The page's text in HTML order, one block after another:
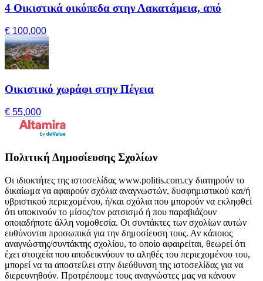
4 Οικιστικά οικόπεδα στην Λακατάμεια, από
€ 100,000
Οικιστικό χωράφι στην Πέγεια
€ 55,000
Πολιτική Δημοσίευσης Σχολίων
Οι ιδιοκτήτες της ιστοσελίδας www.politis.com.cy διατηρούν το
δικαίωμα να αφαιρούν σχόλια αναγνωστών, δυσφημιστικού και/ή
υβριστικού περιεχομένου, ή/και σχόλια που μπορούν να εκληφθεί
ότι υποκινούν το μίσος/τον ρατσισμό ή που παραβιάζουν
οποιαδήποτε άλλη νομοθεσία. Οι συντάκτες των σχολίων αυτών
ευθύνονται προσωπικά για την δημοσίευση τους. Αν κάποιος
αναγνώστης/συντάκτης σχολίου, το οποίο αφαιρείται, θεωρεί ότι
έχει στοιχεία που αποδεικνύουν το αληθές του περιεχομένου του,
μπορεί να τα αποστείλει στην διεύθυνση της ιστοσελίδας για να
διερευνηθούν. Προτρέπουμε τους αναγνώστες μας να κάνουν